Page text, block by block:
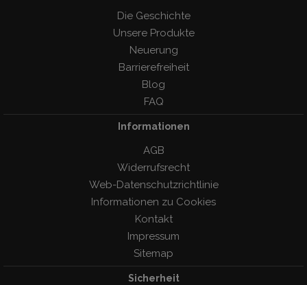
Die Geschichte
Unsere Produkte
Neuerung
Barrierefreiheit
Blog
FAQ
Informationen
AGB
Widerrufsrecht
Web-Datenschutzrichtlinie
Informationen zu Cookies
Kontakt
Impressum
Sitemap
Sicherheit